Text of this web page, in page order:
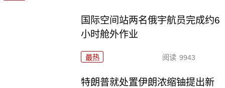
国际空间站两名俄宇航员完成约6
小时舱外作业
最热 阅读 9943
特朗普就处置伊朗浓缩铀提出新